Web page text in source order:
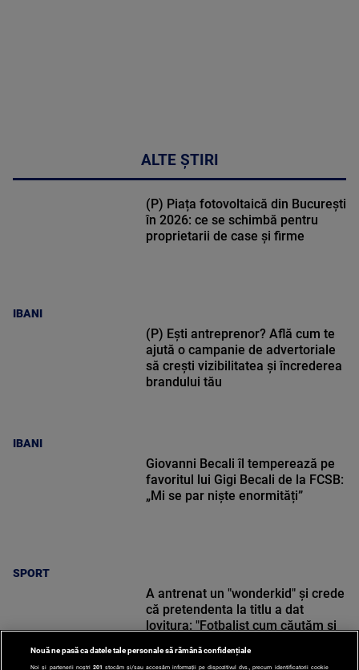
ALTE ȘTIRI
IBANI
(P) Piața fotovoltaică din București
în 2026: ce se schimbă pentru
proprietarii de case și firme
IBANI
(P) Ești antreprenor? Află cum te
ajută o campanie de advertoriale
să crești vizibilitatea și încrederea
brandului tău
SPORT
Giovanni Becali îl temperează pe
favoritul lui Gigi Becali de la FCSB:
„Mi se par niște enormități”
A antrenat un "wonderkid" și crede
că pretendenta la titlu a dat
lovitura: "Fotbalist cum căutăm și
Nouă ne pasă ca datele tale personale să rămână confidențiale
Noi și partenerii noștri 201 stocăm și/sau accesăm informații pe dispozitivul dvs., precum identificatorii cookie